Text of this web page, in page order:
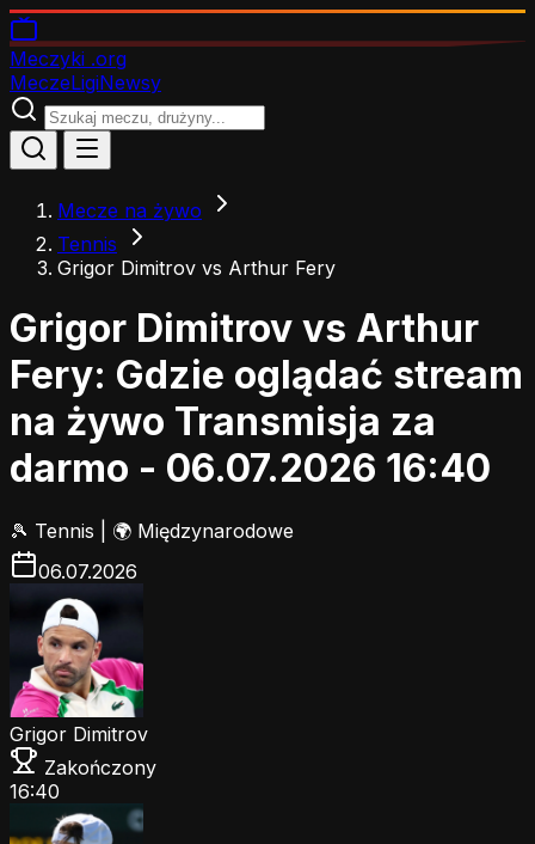
Meczyki .org
MeczeLigiNewsy
Mecze na żywo
Tennis
Grigor Dimitrov vs Arthur Fery
Grigor Dimitrov vs Arthur
Fery: Gdzie oglądać stream
na żywo Transmisja za
darmo - 06.07.2026 16:40
🎾 Tennis
🌍 Międzynarodowe
06.07.2026
Grigor Dimitrov
Zakończony
16:40